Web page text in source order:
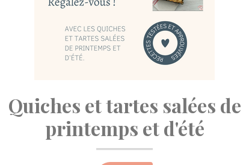
Quiches et tartes salées de
printemps et d'été